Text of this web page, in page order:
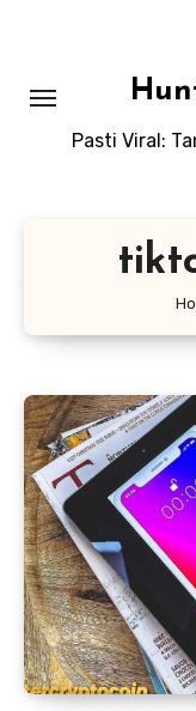
Pasti Viral: